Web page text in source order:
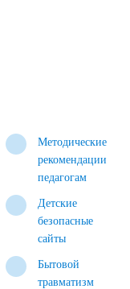
Методические
рекомендации
педагогам
Детские
безопасные
сайты
Бытовой
травматизм